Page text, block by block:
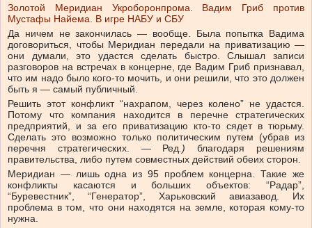
Золотой Меридиан Укроборонпрома. Вадим Гриб против
Мустафы Найема. В игре НАБУ и СБУ
Да ничем не закончилась — вообще. Была попытка Вадима
договориться, чтобы Меридиан передали на приватизацию —
они думали, это удастся сделать быстро. Слышал записи
разговоров на встречах в концерне, где Вадим Гриб признавал,
что им надо было кого-то мочить, и они решили, что это должен
быть я — самый публичный.
Решить этот конфликт “нахрапом, через колено” не удастся.
Потому что компания находится в перечне стратегических
предприятий, и за его приватизацию кто-то сядет в тюрьму.
Сделать это возможно только политическим путем (убрав из
перечня стратегических. — Ред.) благодаря решениям
правительства, либо путем совместных действий обеих сторон.
Меридиан — лишь одна из 95 проблем концерна. Такие же
конфликты касаются и больших объектов: “Радар”,
“Буревестник”, “Генератор”, Харьковский авиазавод. Их
проблема в том, что они находятся на земле, которая кому-то
нужна.